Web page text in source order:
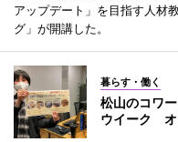
アップデート」を目指す人材
グ」が開講した。
暮らす・働く
松山のコワ
ウイーク オ